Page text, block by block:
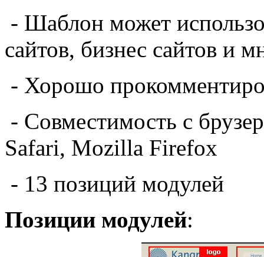
- Шаблон может
сайтов, бизнес сайтов и
- Хорошо
- Совместимость с
Safari, Mozilla Firefox
- 13 позиций модулей
Позиции модулей: